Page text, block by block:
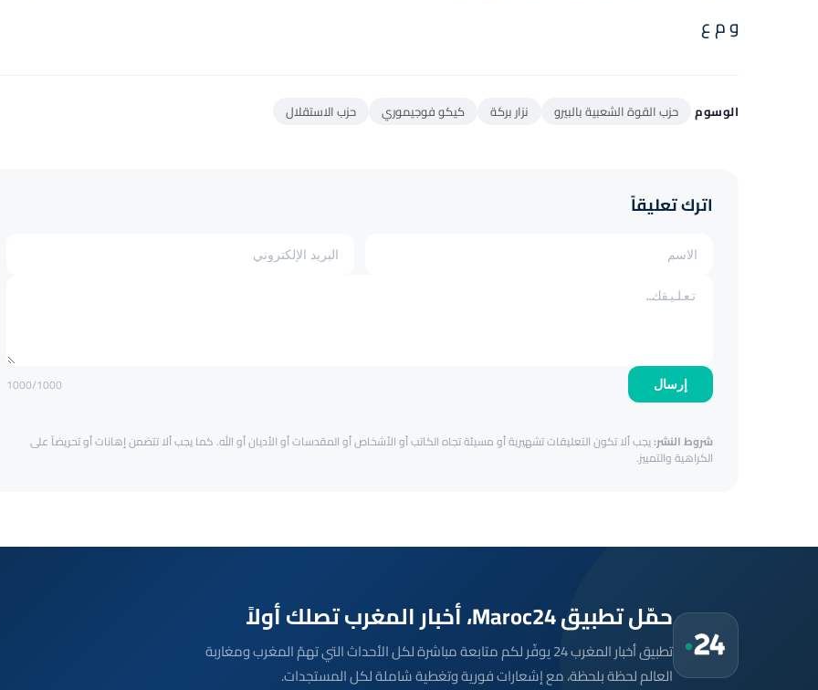
و م ع
الوسوم حزب القوة الشعبية بالبيرو نزار بركة كيكو فوجيموري حزب الاستقلال
اترك تعليقاً
إرسال 1000/1000
شروط النشر:يجب ألا تكون التعليقات تشهيرية أو مسيئة تجاه الكاتب أو الأشخاص أو المقدسات أو الأديان أو الله. كما يجب ألا تتضمن إهانات أو تحريضاً على
الكراهية والتمييز.
حمّل تطبيق Maroc24، أخبار المغرب تصلك أولاً
تطبيق أخبار المغرب 24 يوفّر لكم متابعة مباشرة لكل الأحداث التي تهمّ المغرب ومغاربة
العالم لحظة بلحظة، مع إشعارات فورية وتغطية شاملة لكل المستجدات.